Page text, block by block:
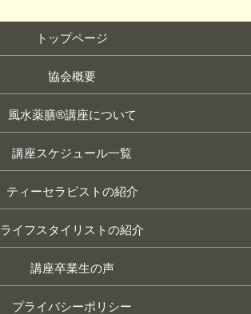
トップページ
協会概要
風水薬膳®講座について
講座スケジュール一覧
ティーセラピストの紹介
ライフスタイリストの紹介
講座卒業生の声
プライバシーポリシー